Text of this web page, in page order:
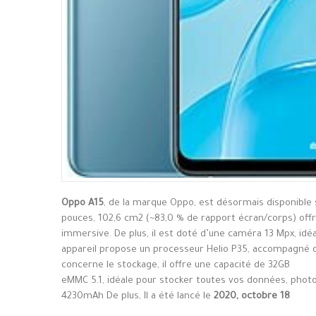
Oppo A15, de la marque Oppo, est désormais disponible
pouces, 102,6 cm2 (~83,0 % de rapport écran/corps)
immersive. De plus, il est doté d’une caméra 13 Mpx,
appareil propose un processeur Helio P35,
concerne le stockage, il offre une capacité de 32GB
eMMC 5.1, idéale pour stocker toutes vos données,
4230mAh De plus, Il a été lancé le 2020, octobre 18